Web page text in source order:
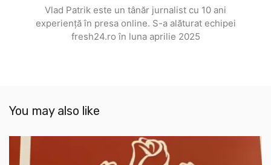
Vlad Patrik este un tânăr jurnalist cu 10 ani
experiență în presa online. S-a alăturat echipei
fresh24.ro în luna aprilie 2025
You may also like